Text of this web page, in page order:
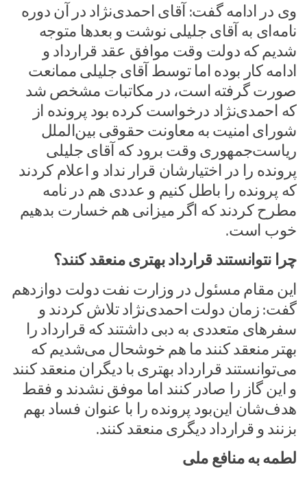
وی در ادامه گفت: آقای احمدی‌نژاد در آن دوره
نامه‌ای به آقای جلیلی نوشت و بعدها متوجه
شدیم که دولت وقت موافق عقد قرارداد و
ادامه کار بوده اما توسط آقای جلیلی ممانعت
صورت گرفته است، در مکاتبات مشخص شد
که احمدی‌نژاد درخواست کرده بود پرونده از
شورای امنیت به معاونت حقوقی بین‌الملل
ریاست‌جمهوری وقت برود که آقای جلیلی
پرونده را در اختیارشان قرار نداد و اعلام کردند
که پرونده را باطل کنیم و عددی هم در نامه
مطرح کردند که اگر میزانی هم خسارت بدهیم
خوب است.
چرا نتوانستند قرارداد بهتری منعقد کنند؟
این مقام مسئول در وزارت نفت دولت دوازدهم
گفت: زمان دولت احمدی‌نژاد تلاش کردند و
سفرهای متعددی به دبی داشتند که قرارداد را
بهتر منعقد کنند ما هم خوشحال می‌شدیم که
می‌توانستند قرارداد بهتری با دیگران منعقد کنند
و این گاز را صادر کنند اما موفق نشدند و فقط
هدف‌شان این‌بود پرونده را با عنوان فساد بهم
بزنند و قرارداد دیگری منعقد کنند.
لطمه به منافع ملی